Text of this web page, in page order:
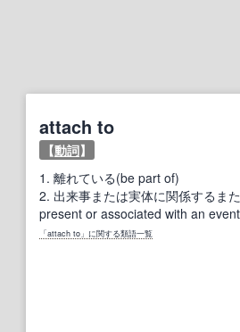
attach to
【動詞】
1. 離れている(be part of)
2. 出来事または実体に関係するま
present or associated with an
「attach to」に関する類語一覧